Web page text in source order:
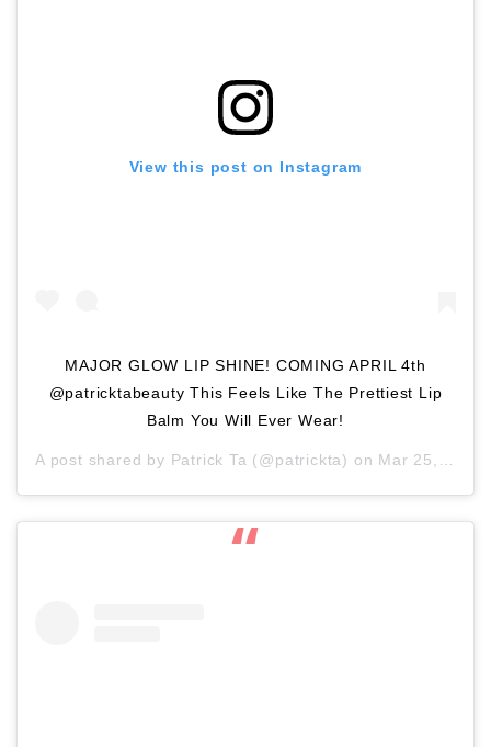
View this post on Instagram
MAJOR GLOW LIP SHINE! COMING APRIL 4th
@patricktabeauty This Feels Like The Prettiest Lip
Balm You Will Ever Wear!
A post shared by Patrick Ta (@patrickta) on Mar 25, 2019 at 5:50pm PDT